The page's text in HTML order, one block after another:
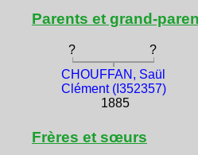
Parents et grand-
? ?
CHOUFFAN, Saül
Clément (I352357)
1885
Frères et sœurs